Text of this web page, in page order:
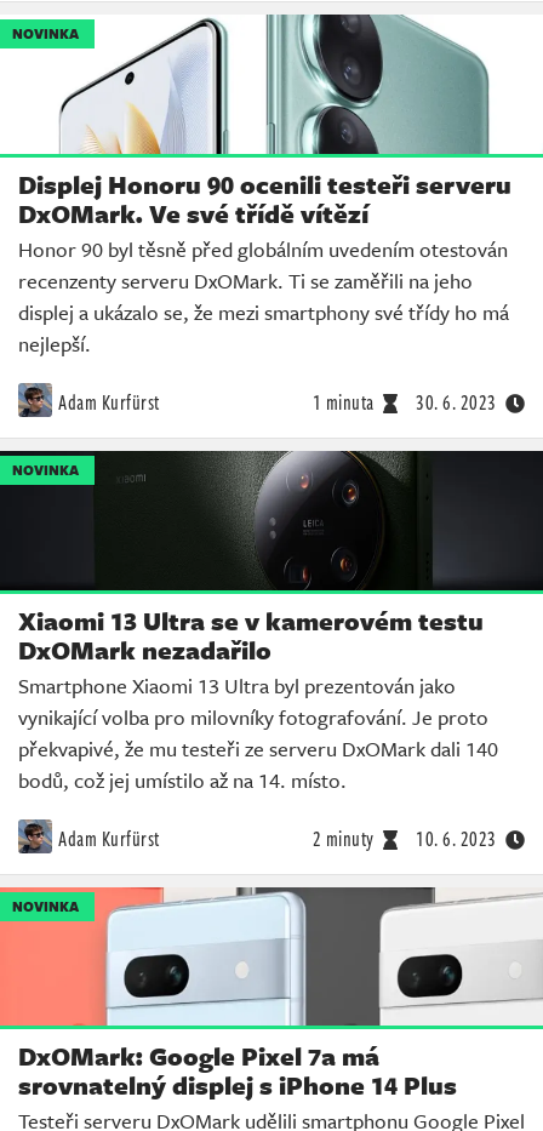
NOVINKA
Displej Honoru 90 ocenili testeři serveru
DxOMark. Ve své třídě vítězí
Honor 90 byl těsně před globálním uvedením otestován
recenzenty serveru DxOMark. Ti se zaměřili na jeho
displej a ukázalo se, že mezi smartphony své třídy ho má
nejlepší.
Adam Kurfürst 1 minuta 30. 6. 2023
NOVINKA
Xiaomi 13 Ultra se v kamerovém testu
DxOMark nezadařilo
Smartphone Xiaomi 13 Ultra byl prezentován jako
vynikající volba pro milovníky fotografování. Je proto
překvapivé, že mu testeři ze serveru DxOMark dali 140
bodů, což jej umístilo až na 14. místo.
Adam Kurfürst 2 minuty 10. 6. 2023
NOVINKA
DxOMark: Google Pixel 7a má
srovnatelný displej s iPhone 14 Plus
Testeři serveru DxOMark udělili smartphonu Google Pixel